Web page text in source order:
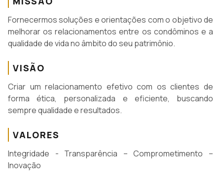
Fornecermos soluções e orientações com o objetivo de
melhorar os relacionamentos entre os condôminos e a
qualidade de vida no âmbito do seu patrimônio.
VISÃO
Criar um relacionamento efetivo com os clientes de
forma ética, personalizada e eficiente, buscando
sempre qualidade e resultados.
VALORES
Integridade - Transparência – Comprometimento –
Inovação